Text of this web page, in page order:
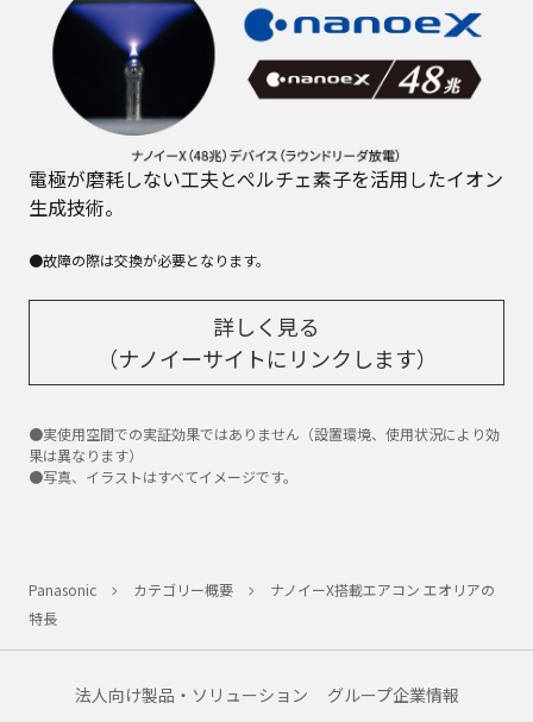
電極が磨耗しない工夫とぺルチェ素子を活用したイオン
生成技術。
●故障の際は交換が必要となります。
詳しく見る
（ナノイーサイトにリンクします）
●実使用空間での実証効果ではありません（設置環境、使用状況により効
果は異なります）
●写真、イラストはすべてイメージです。
Panasonic カテゴリー概要
ナノイーX搭載エアコン エオリアの
特長
法人向け製品・ソリューション グループ企業情報